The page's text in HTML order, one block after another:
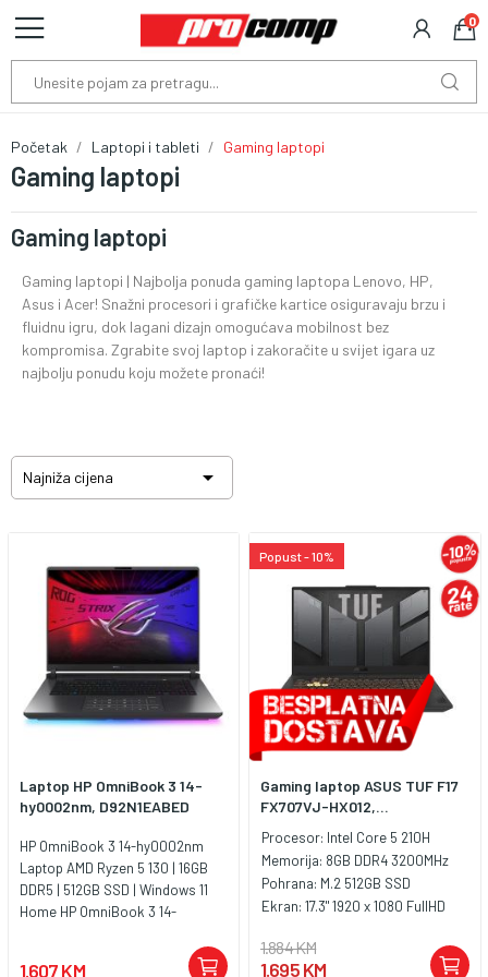
0
Gaming laptopi
Početak Laptopi i tableti Gaming laptopi
Gaming laptopi
Gaming laptopi | Najbolja ponuda gaming laptopa Lenovo, HP,
Asus i Acer! Snažni procesori i grafičke kartice osiguravaju brzu i
fluidnu igru, dok lagani dizajn omogućava mobilnost bez
kompromisa. Zgrabite svoj laptop i zakoračite u svijet igara uz
najbolju ponudu koju možete pronaći!
Najniža cijena 
Laptop HP OmniBook 3 14-
hy0002nm, D92N1EABED
HP OmniBook 3 14-hy0002nm
Laptop AMD Ryzen 5 130 | 16GB
DDR5 | 512GB SSD | Windows 11
Home HP OmniBook 3 14-
laptop namijenjen korisnicima
1.607 KM
Popust - 10%
Gaming laptop ASUS TUF F17
FX707VJ-HX012,...
Procesor: Intel Core 5 210H
Memorija: 8GB DDR4 3200MHz
Pohrana: M.2 512GB SSD
Ekran: 17.3" 1920 x 1080 FullHD
1.884 KM
1.695 KM